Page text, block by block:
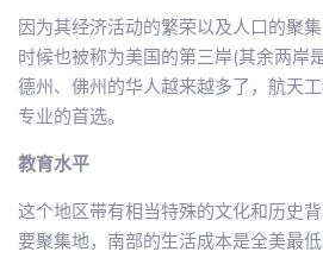
因为其经济活动的繁荣以及人口的聚
时候也被称为美国的第三岸(其余两岸
德州、佛州的华人越来越多了，航天
专业的首选。
教育水平
这个地区带有相当特殊的文化和历史
要聚集地，南部的生活成本是全美最